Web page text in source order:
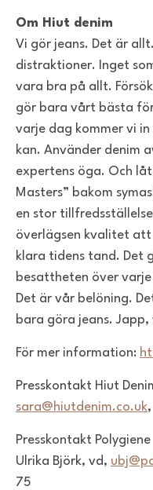
Om Hiut denim
Vi gör jeans. Det är
distraktioner. Inget
vara bra på allt.
gör bara vårt bästa
varje dag kommer vi
kan. Använder denim
expertens öga. Och
Masters” bakom
en stor
överlägsen kvalitet
klara tidens tand. Det
besattheten över
Det är vår belöning.
bara göra jeans.
För mer information:
Presskontakt Hiut
sara@hiutdenim.co.uk,
Presskontakt Polygiene
Ulrika Björk, vd,
75